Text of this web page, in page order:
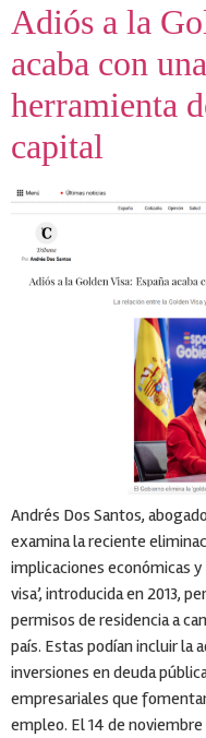
Adiós a la
acaba con
herramienta
capital
Andrés Dos Santos,
examina la reciente
implicaciones económicas
visa’, introducida en 2013,
permisos de residencia a
país. Estas podían incluir la
inversiones en deuda
empresariales que
empleo. El 14 de